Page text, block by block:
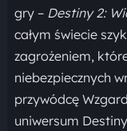
gry – Destiny 2:
całym świecie
zagrożeniem,
niebezpiecznych
przywódcę
uniwersum